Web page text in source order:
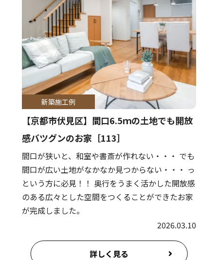
新築施工例
【京都市伏見区】間口6.5ｍの土地でも開放
感バツグンのお家［113］
間口が狭いと、和室や書斎が作れない・・・ でも
間口が広い土地がなかなか見つからない・・・ っ
という方に必見！！ 奥行をうまく活かした開放感
のある広々とした空間をつくることができたお家
が完成しました。
2026.03.10
詳しく見る